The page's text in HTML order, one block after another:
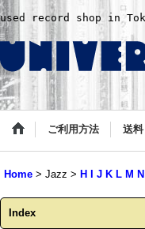
used record shop in
ご利用方法 送
Home > Jazz > H I J K L M N
Index